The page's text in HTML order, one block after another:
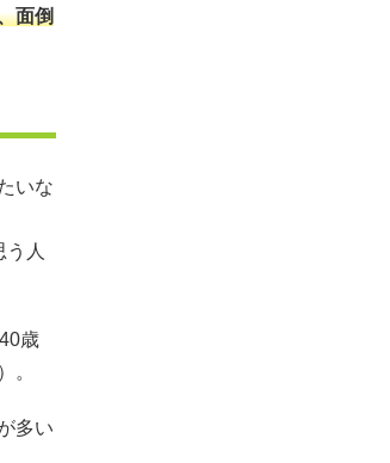
面倒
いな
人
歳
。
多い